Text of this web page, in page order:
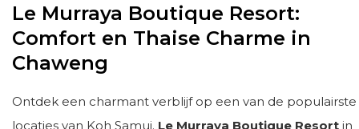
Le Murraya Boutique Resort:
Comfort en Thaise Charme in
Chaweng
Ontdek een charmant verblijf op een van de populairste
locaties van Koh Samui. Le Murraya Boutique Resort in